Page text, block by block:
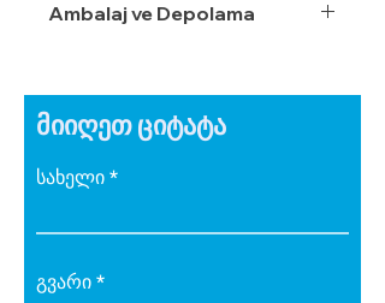
Hafiftir, binaya yük getirmez.
Sudan, nemden, dondan ve
Güneş ışınlarından etkilenmez.
Ambalaj ve Depolama
მიიღეთ ციტატა
სახელი
გვარი